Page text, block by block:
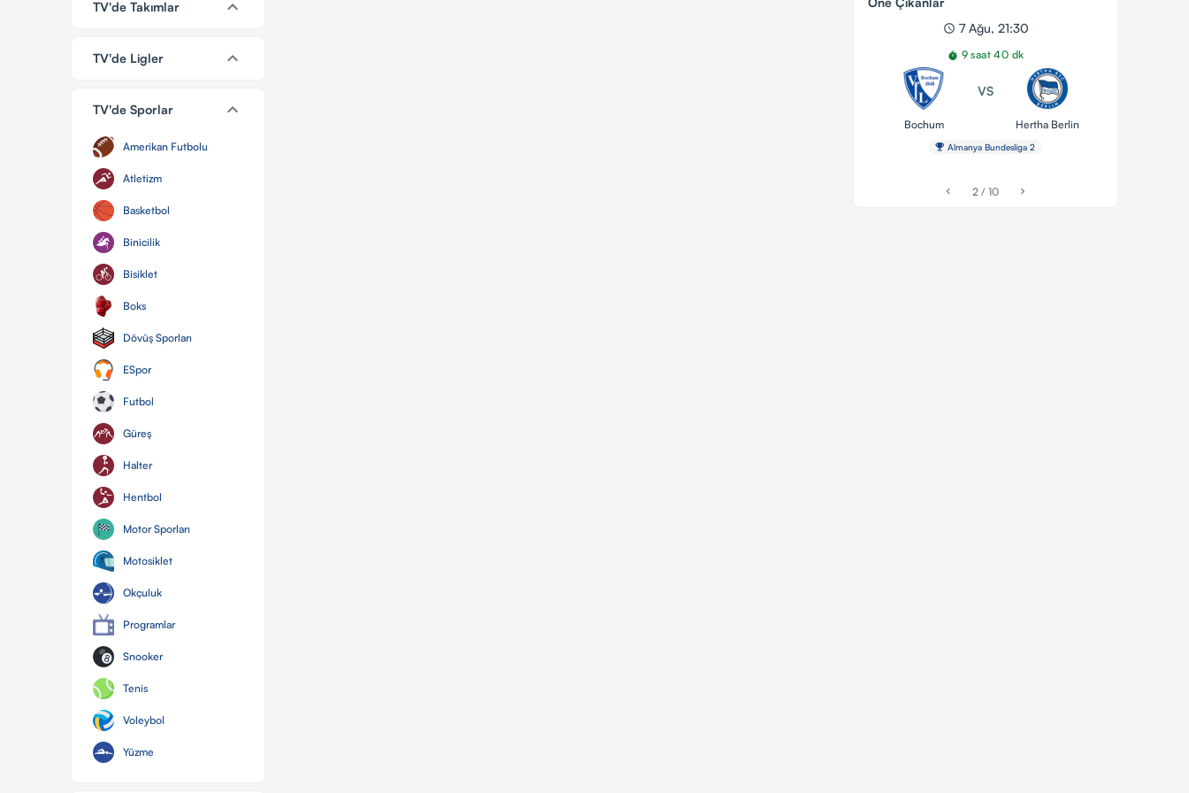
TV'de Takımlar keyboard_arrow_down
TV'de Ligler keyboard_arrow_down
TV'de Sporlar keyboard_arrow_down
Amerikan Futbolu
Atletizm
Basketbol
Binicilik
Bisiklet
Boks
Dövüş Sporları
ESpor
Futbol
Güreş
Halter
Hentbol
Motor Sporları
Motosiklet
Okçuluk
Programlar
Snooker
Tenis
Voleybol
Yüzme
schedule 7 Ağu, 21:30
timer 9 saat 40 dk
Bochum
VS
Hertha Berlin
emoji_events Almanya Bundesliga 2
chevron_left 2 / 10 chevron_right